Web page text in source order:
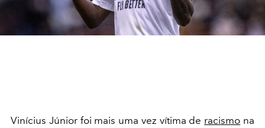
Vinícius Júnior foi mais uma vez vítima de racismo na